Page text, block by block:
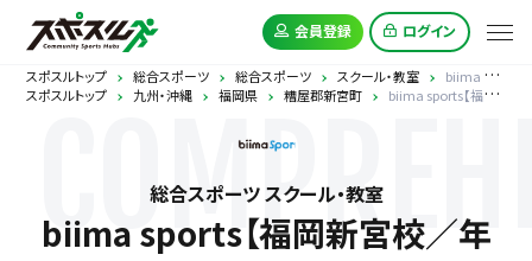
会員登録 ログイン
スポスルトップ 総合スポーツ 総合スポーツ スクール・教室
biima sports【福岡新宮校／年少・年中コース】
スポスルトップ
九州・沖縄 福岡県 糟屋郡新宮町 biima sports【福岡新宮校／年少・年中コース】
総合スポーツ スクール・教室
biima sports【福岡新宮校／年